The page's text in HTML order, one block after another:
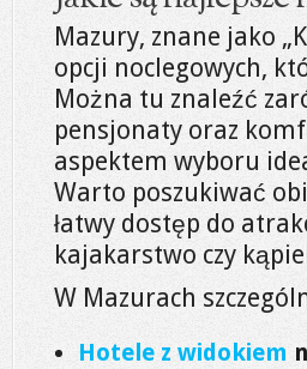
Mazury, znane jako
opcji noclegowych,
Można tu znaleźć
pensjonaty oraz
aspektem wyboru
Warto poszukiwać
łatwy dostęp do
kajakarstwo czy
W Mazurach
Hotele z widokiem